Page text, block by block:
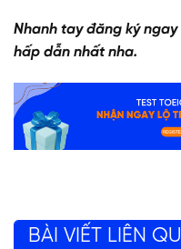
Nhanh tay đăng ký
hấp dẫn nhất nha.
BÀI VIẾT LIÊN